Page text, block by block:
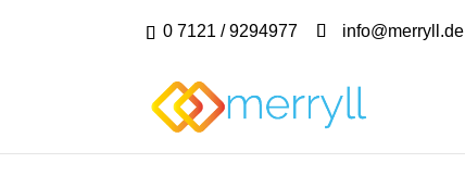
0 7121 / 9294977 info@merryll.de